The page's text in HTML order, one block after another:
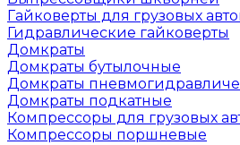
Гайковерты для грузовых
Гидравлические гайковерты
Домкраты
Домкраты бутылочные
Домкраты
Домкраты подкатные
Компрессоры для грузовых
Компрессоры поршневые